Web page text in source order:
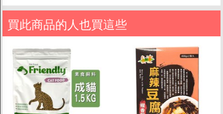
糖/蜜/鹽/香料
素鬆/香鬆
沖泡食品
榖粉/沖泡植物奶
粥/即食湯/穀麥片
買此商品的人也買這些